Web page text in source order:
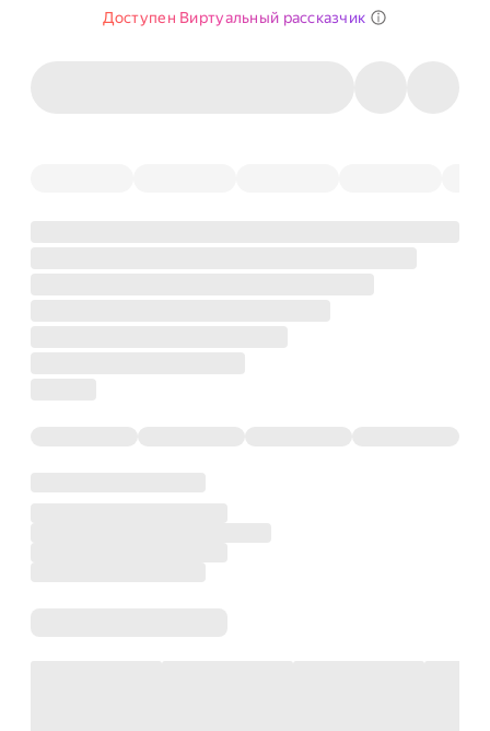
Доступен Виртуальный рассказчик